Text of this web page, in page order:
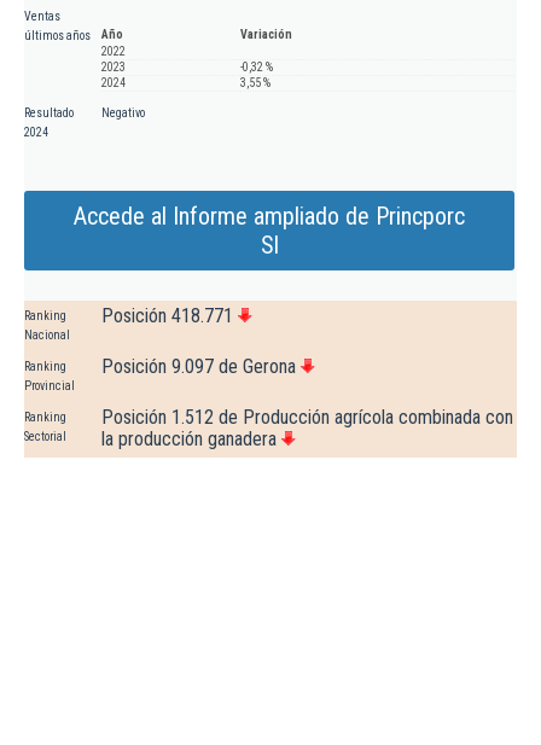
Ventas
últimos años
Año
Variación
2022
2023
-0,32 %
2024
3,55 %
Resultado
2024
Negativo
Accede al Informe ampliado de Princporc
Sl
Ranking
Nacional
Posición 418.771
Ranking
Provincial
Posición 9.097 de Gerona
Ranking
Sectorial
Posición 1.512 de Producción agrícola combinada con
la producción ganadera